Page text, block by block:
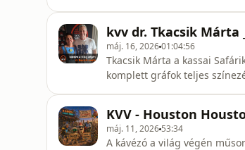
hatása a fiatalokra, az a
kvv dr. Tkacsik Márta
máj. 16, 202601:04:56
Tkacsik Márta a kassai
komplett gráfok teljes
Magyarországra kerülve az
KVV - Houston
máj. 11, 2026 53:34
A kávézó a világ végén